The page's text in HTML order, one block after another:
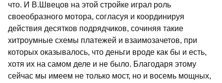
что. И В.Швецов на этой стройке играл роль
своеобразного мотора, согласуя и координируя
действия десятков подрядчиков, сочиняя такие
хитроумные схемы платежей и взаимозачетов, при
которых оказывалось, что деньги вроде как бы и есть,
хотя их на самом деле и не было. Благодаря этому
сейчас мы имеем не только мост, но и восемь мощных,